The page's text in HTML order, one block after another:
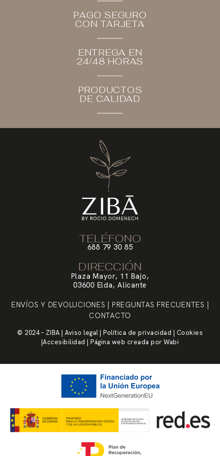
PAGO SEGURO
CON TARJETA
ENTREGA EN
24/48 HORAS
PRODUCTOS
DE CALIDAD
TELÉFONO
688 79 30 85
DIRECCIÓN
Plaza Mayor, 11 Bajo,
03600 Elda, Alicante
ENVÍOS Y DEVOLUCIONES | PREGUNTAS FRECUENTES |
CONTACTO
© 2024 – ZIBA | Aviso legal | Política de privacidad | Cookies
|Accesibilidad | Página web creada porWabi